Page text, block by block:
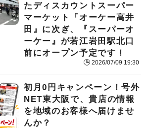
たディスカウントスーパー
マーケット『オーケー高井
田』に次ぎ、『スーパーオ
ーケー』が若江岩田駅北口
前にオープン予定です！
2026/07/09 19:30
初月0円キャンペーン！号外
NET東大阪で、貴店の情報
を地域のお客様へ届けませ
んか？